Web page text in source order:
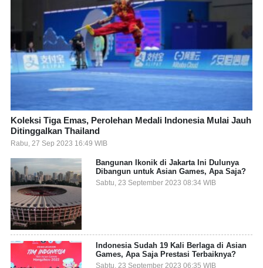
Koleksi Tiga Emas, Perolehan Medali Indonesia Mulai Jauh
Ditinggalkan Thailand
Rabu, 27 Sep 2023 16:49 WIB
Bangunan Ikonik di Jakarta Ini Dulunya
Dibangun untuk Asian Games, Apa Saja?
Sabtu, 23 September 2023 08:34 WIB
Indonesia Sudah 19 Kali Berlaga di Asian
Games, Apa Saja Prestasi Terbaiknya?
Sabtu, 23 September 2023 06:35 WIB